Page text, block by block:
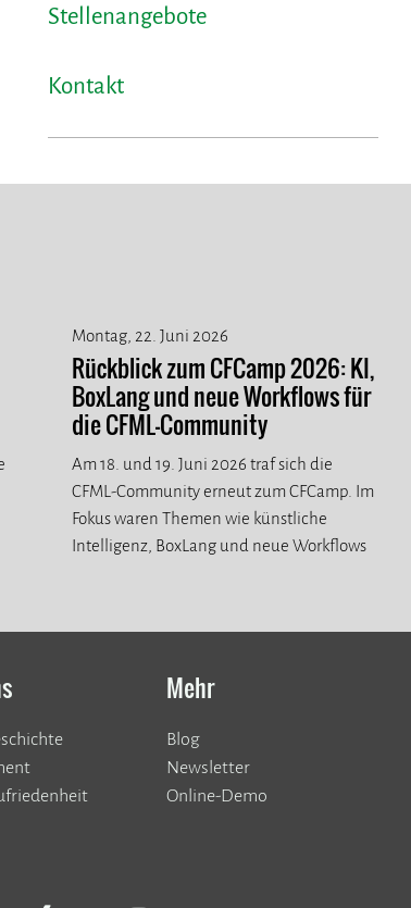
Stellenangebote
Kontakt
Montag, 22. Juni 2026
Rückblick zum CFCamp 2026: KI,
BoxLang und neue Workflows für
die CFML-Community
Am 18. und 19. Juni 2026 traf sich die
CFML-Community erneut zum CFCamp. Im
Fokus waren Themen wie künstliche
Intelligenz, BoxLang und neue Workflows
Mehr
Blog
Newsletter
Online-Demo